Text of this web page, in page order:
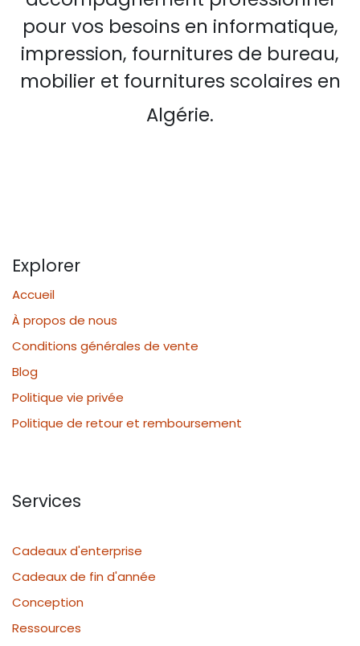
pour vos besoins en informatique,
impression, fournitures de bureau,
mobilier et fournitures scolaires en
Algérie.
Explorer
Accueil
À propos de nous
Conditions générales de vente
Blog
Politique vie privée
Politique de retour et remboursement
Services
Cadeaux d'enterprise
Cadeaux de fin d'année
Conception
Ressources